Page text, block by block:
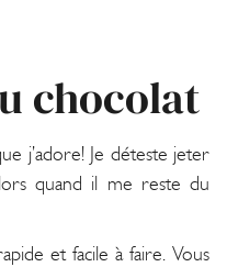
chocolat
j’adore! Je déteste jeter
quand il me reste du
et facile à faire. Vous